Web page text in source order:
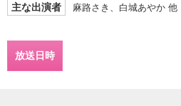
主な出演者 麻路さき、白城あやか 他
放送日時